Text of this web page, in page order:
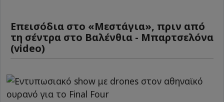
Επεισόδια στο «Μεστάγια», πριν από
τη σέντρα στο Βαλένθια - Μπαρτσελόνα
(video)